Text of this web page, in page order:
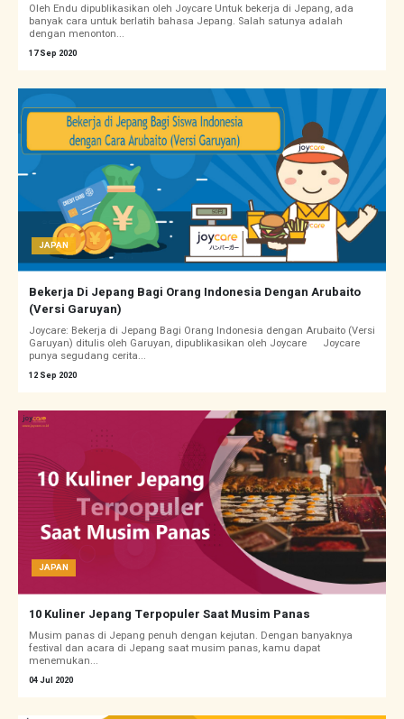
Oleh Endu dipublikasikan oleh Joycare Untuk bekerja di Jepang, ada
banyak cara untuk berlatih bahasa Jepang. Salah satunya adalah
dengan menonton...
17 Sep 2020
JAPAN
Bekerja Di Jepang Bagi Orang Indonesia Dengan Arubaito
(Versi Garuyan)
Joycare: Bekerja di Jepang Bagi Orang Indonesia dengan Arubaito (Versi
Garuyan) ditulis oleh Garuyan, dipublikasikan oleh Joycare Joycare
punya segudang cerita...
12 Sep 2020
JAPAN
10 Kuliner Jepang Terpopuler Saat Musim Panas
Musim panas di Jepang penuh dengan kejutan. Dengan banyaknya
festival dan acara di Jepang saat musim panas, kamu dapat
menemukan...
04 Jul 2020